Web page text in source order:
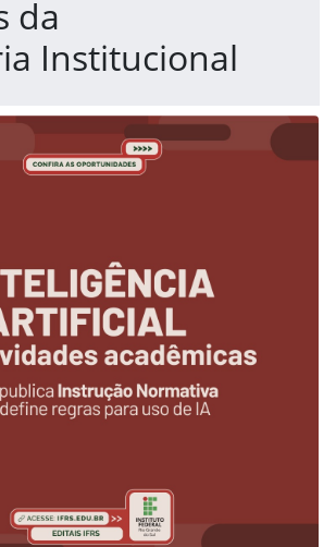
da
Institucional